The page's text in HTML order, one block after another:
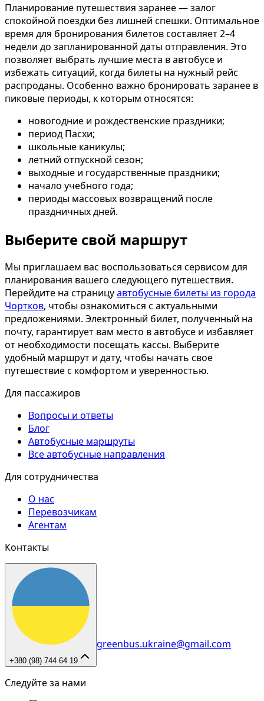
Планирование путешествия заранее — залог
спокойной поездки без лишней спешки. Оптимальное
время для бронирования билетов составляет 2–4
недели до запланированной даты отправления. Это
позволяет выбрать лучшие места в автобусе и
избежать ситуаций, когда билеты на нужный рейс
распроданы. Особенно важно бронировать заранее в
пиковые периоды, к которым относятся:
новогодние и рождественские праздники;
период Пасхи;
школьные каникулы;
летний отпускной сезон;
выходные и государственные праздники;
начало учебного года;
периоды массовых возвращений после
праздничных дней.
Выберите свой маршрут
Мы приглашаем вас воспользоваться сервисом для
планирования вашего следующего путешествия.
Перейдите на страницуавтобусные билеты из города
Чортков, чтобы ознакомиться с актуальными
предложениями. Электронный билет, полученный на
почту, гарантирует вам место в автобусе и избавляет
от необходимости посещать кассы. Выберите
удобный маршрут и дату, чтобы начать свое
путешествие с комфортом и уверенностью.
Для пассажиров
Вопросы и ответы
Блог
Автобусные маршруты
Все автобусные направления
Для сотрудничества
О нас
Перевозчикам
Агентам
Контакты
+380 (98) 744 64 19
greenbus.ukraine@gmail.com
Следуйте за нами